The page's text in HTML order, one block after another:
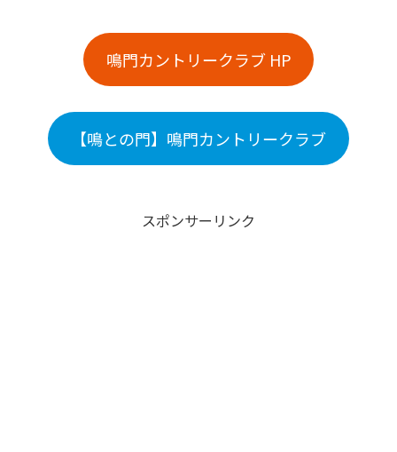
鳴門カントリークラブ HP
【鳴との門】鳴門カントリークラブ
スポンサーリンク